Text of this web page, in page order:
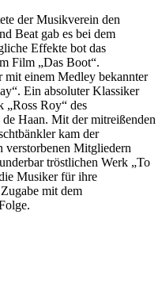
der Musikverein den
Beat gab es bei dem
Effekte bot das
Film „Das Boot“.
mit einem Medley bekannter
Ein absoluter Klassiker
„Ross Roy“ des
Haan. Mit der mitreißenden
kam der
Mitgliedern
tröstlichen Werk „To
Musiker für ihre
mit dem